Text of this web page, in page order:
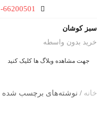
66200501
سبز کوشان
خرید بدون واسطه
جهت مشاهده وبلاگ ها کلیک کنید
خانه / نوشته‌های برچسب شده